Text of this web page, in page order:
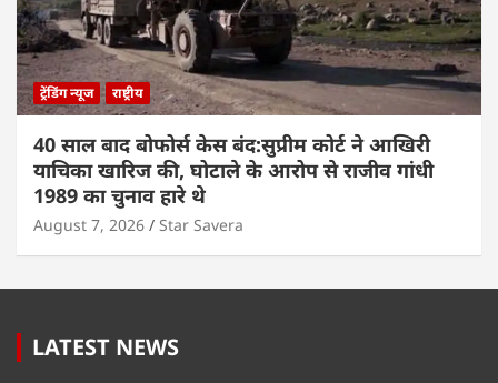
ट्रेंडिंग न्यूज राष्ट्रीय
40 साल बाद बोफोर्स केस बंद:सुप्रीम कोर्ट ने आखिरी
याचिका खारिज की, घोटाले के आरोप से राजीव गांधी
1989 का चुनाव हारे थे
August 7, 2026 Star Savera
LATEST NEWS